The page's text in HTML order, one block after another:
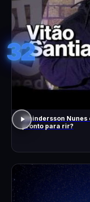
32
Whindersson Nunes
pronto para rir?